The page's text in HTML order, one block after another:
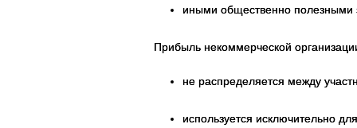
иными общественно полезными
Прибыль некоммерческой
не распределяется между
используется исключительно